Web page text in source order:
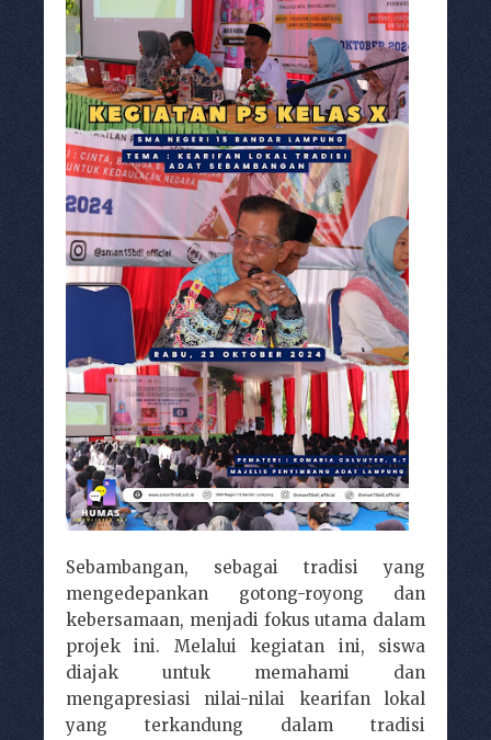
Sebambangan, sebagai tradisi yang
mengedepankan gotong-royong dan
kebersamaan, menjadi fokus utama dalam
projek ini. Melalui kegiatan ini, siswa
diajak untuk memahami dan
mengapresiasi nilai-nilai kearifan lokal
yang terkandung dalam tradisi